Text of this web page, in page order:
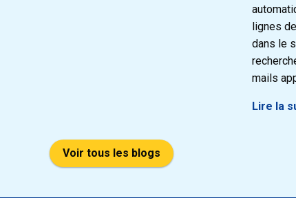
lignes
dans le
mails
Lire la
Voir tous les blogs